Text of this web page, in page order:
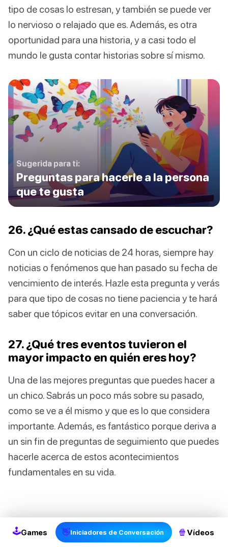
tipo de cosas lo estresan, y también se puede ver
lo nervioso o relajado que es. Además, es otra
oportunidad para una historia, y a casi todo el
mundo le gusta contar historias sobre sí mismo.
Sugerida para ti:
Preguntas para hacerle a la persona
que te gusta
26. ¿Qué estas cansado de escuchar?
Con un ciclo de noticias de 24 horas, siempre hay
noticias o fenómenos que han pasado su fecha de
vencimiento de interés. Hazle esta pregunta y verás
para que tipo de cosas no tiene paciencia y te hará
saber que tópicos evitar en una conversación.
27. ¿Qué tres eventos tuvieron el
mayor impacto en quién eres hoy?
Una de las mejores preguntas que puedes hacer a
un chico. Sabrás un poco más sobre su pasado,
como se ve a él mismo y que es lo que considera
importante. Además, es fantástico porque deriva a
un sin fin de preguntas de seguimiento que puedes
hacerle acerca de estos acontecimientos
fundamentales en su vida.
🕹Games 👋Iniciadores de Conversación 🍿 Vídeos